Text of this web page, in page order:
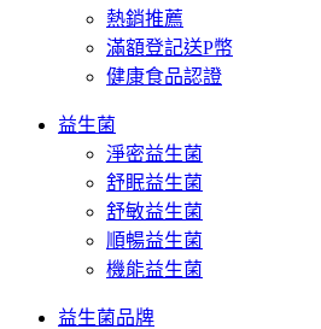
熱銷推薦
滿額登記送P幣
健康食品認證
益生菌
淨密益生菌
舒眠益生菌
舒敏益生菌
順暢益生菌
機能益生菌
益生菌品牌